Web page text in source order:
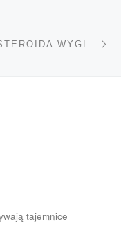
tajemnice